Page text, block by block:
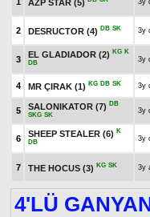
AZP STAR (5) 3y
2 DESRUCTOR (4) DB SK 3y
3
EL GLADIADOR (2) KG K
DB
3y
4 MR ÇIRAK (1) KG DB SK 3y
5 SALONIKATOR (7) DB
SKG SK
3y
6
SHEEP STEALER (6) K
DB
3y
7 THE HOCUS (3) KG SK 3y
4'LÜ